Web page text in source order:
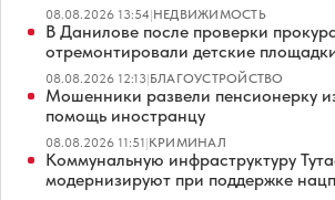
08.08.2026 13:54|НЕДВИЖИМОСТЬ
В Данилове после проверки
отремонтировали детские
08.08.2026 12:13|БЛАГОУСТРОЙСТВО
Мошенники развели пенсионерку
помощь иностранцу
08.08.2026 11:51|КРИМИНАЛ
Коммунальную инфраструктуру
модернизируют при поддержке